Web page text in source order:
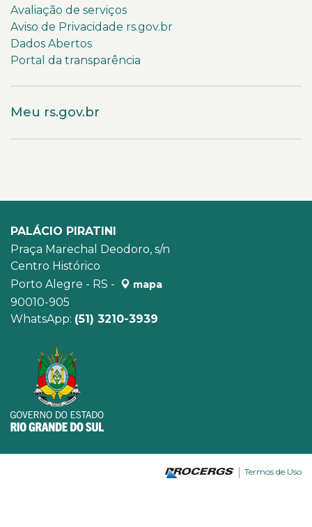
Avaliação de serviços
Aviso de Privacidade rs.gov.br
Dados Abertos
Portal da transparência
Meu rs.gov.br
PALÁCIO PIRATINI
Praça Marechal Deodoro, s/n
Centro Histórico
Porto Alegre - RS -
mapa
90010-905
WhatsApp: (51) 3210-3939
Termos de Uso